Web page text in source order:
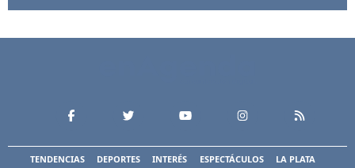
TENDENCIAS DEPORTES INTERÉS ESPECTÁCULOS LA PLATA